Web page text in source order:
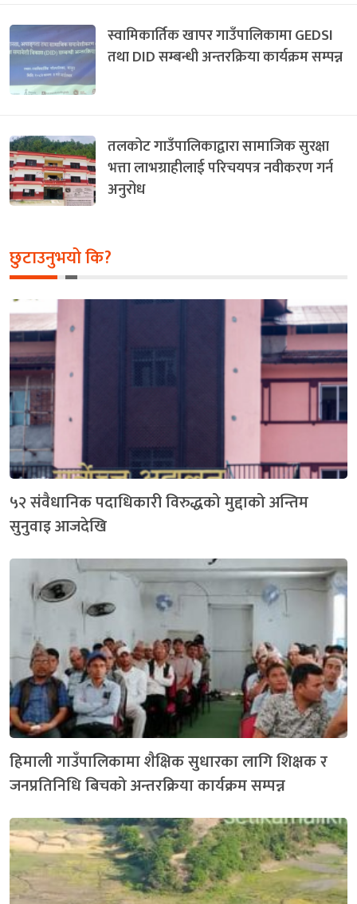
स्वामिकार्तिक खापर गाउँपालिकामा GEDSI
तथा DID सम्बन्धी अन्तरक्रिया कार्यक्रम सम्पन्न
तलकोट गाउँपालिकाद्वारा सामाजिक सुरक्षा
भत्ता लाभग्राहीलाई परिचयपत्र नवीकरण गर्न
अनुरोध
छुटाउनुभयो कि?
५२ संवैधानिक पदाधिकारी विरुद्धको मुद्दाको अन्तिम
सुनुवाइ आजदेखि
हिमाली गाउँपालिकामा शैक्षिक सुधारका लागि शिक्षक र
जनप्रतिनिधि बिचको अन्तरक्रिया कार्यक्रम सम्पन्न